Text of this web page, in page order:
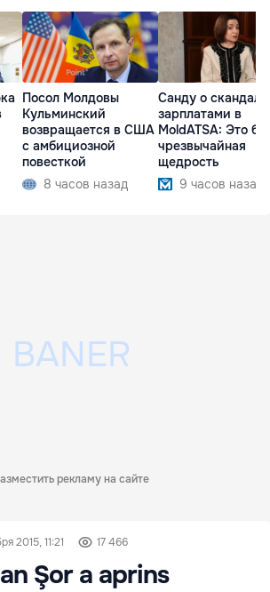
Посол Молдовы
Кульминский
возвращается в США
с амбициозной
повесткой
8 часов назад
Санду о
зарплатами в
MoldATSA: Это
чрезвычайная
щедрость
9 часов назад
рекламу на сайте
2015, 11:21 17 466
Şor a aprins